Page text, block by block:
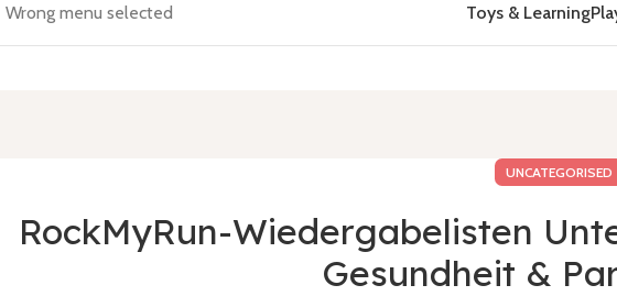
Wrong menu selected Toys & Learning
UNCATEGORISED
RockMyRun-Wiedergabelisten
Gesundheit &